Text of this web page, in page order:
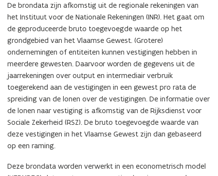
De brondata zijn afkomstig uit de regionale rekeningen van
het Instituut voor de Nationale Rekeningen (INR). Het gaat om
de geproduceerde bruto toegevoegde waarde op het
grondgebied van het Vlaamse Gewest. (Grotere)
ondernemingen of entiteiten kunnen vestigingen hebben in
meerdere gewesten. Daarvoor worden de gegevens uit de
jaarrekeningen over output en intermediair verbruik
toegerekend aan de vestigingen in een gewest pro rata de
spreiding van de lonen over de vestigingen. De informatie over
de lonen naar vestiging is afkomstig van de Rijksdienst voor
Sociale Zekerheid (RSZ). De bruto toegevoegde waarde van
deze vestigingen in het Vlaamse Gewest zijn dan gebaseerd
op een raming.
Deze brondata worden verwerkt in een econometrisch model